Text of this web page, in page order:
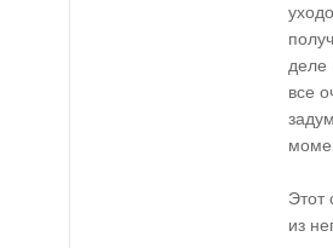
деле
все
Этот
из